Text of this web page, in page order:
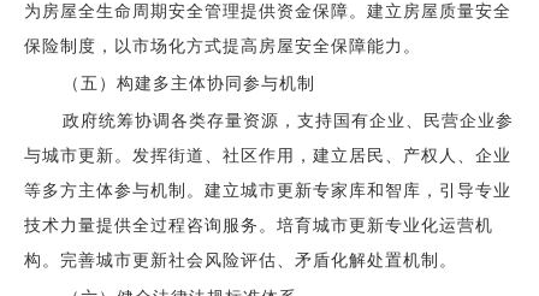
为房屋全生命周期安全管理提供资金保障。建立房屋质量安全
保险制度，以市场化方式提高房屋安全保障能力。
（五）构建多主体协同参与机制
政府统筹协调各类存量资源，支持国有企业、民营企业参
与城市更新。发挥街道、社区作用，建立居民、产权人、企业
等多方主体参与机制。建立城市更新专家库和智库，引导专业
技术力量提供全过程咨询服务。培育城市更新专业化运营机
构。完善城市更新社会风险评估、矛盾化解处置机制。